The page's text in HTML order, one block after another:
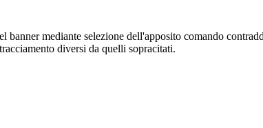
mediante selezione dell'apposito comando
diversi da quelli sopracitati.